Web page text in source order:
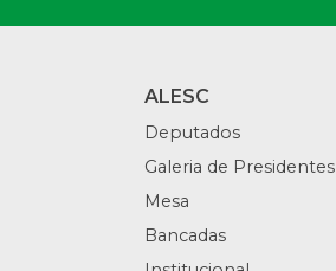
ALESC
Deputados
Galeria de Presidentes
Mesa
Bancadas